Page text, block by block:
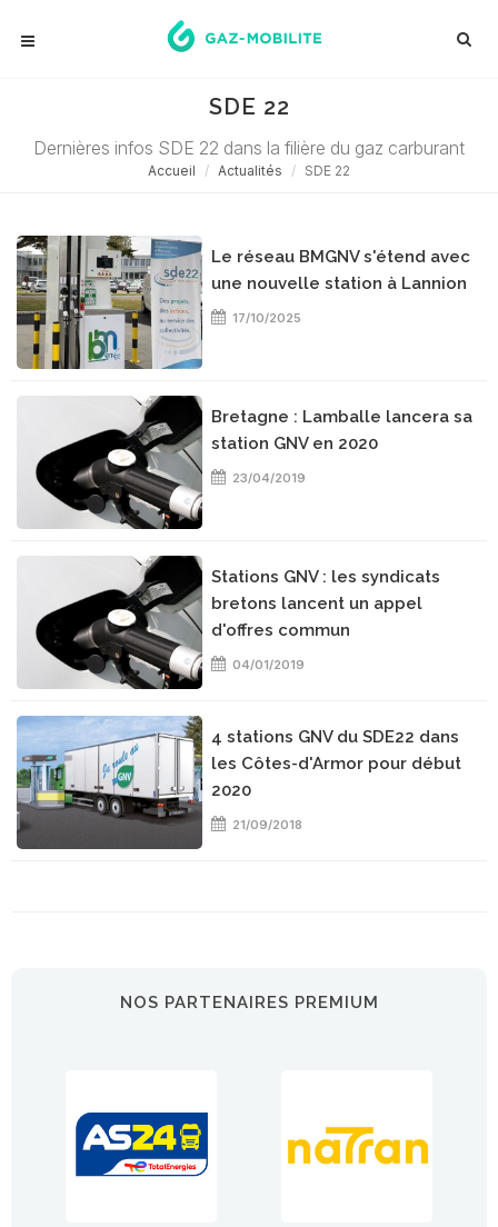
SDE 22
Dernières infos SDE 22 dans la filière du gaz carburant
Accueil Actualités SDE 22
Le réseau BMGNV s'étend avec
une nouvelle station à Lannion
17/10/2025
Bretagne : Lamballe lancera sa
station GNV en 2020
23/04/2019
Stations GNV : les syndicats
bretons lancent un appel
d'offres commun
04/01/2019
4 stations GNV du SDE22 dans
les Côtes-d'Armor pour début
2020
21/09/2018
NOS PARTENAIRES PREMIUM